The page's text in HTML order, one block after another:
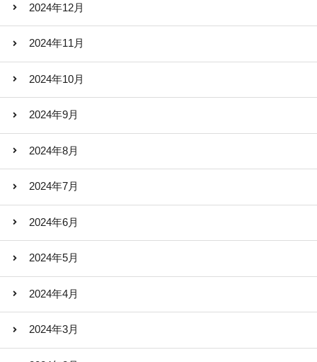
2024年12月
2024年11月
2024年10月
2024年9月
2024年8月
2024年7月
2024年6月
2024年5月
2024年4月
2024年3月